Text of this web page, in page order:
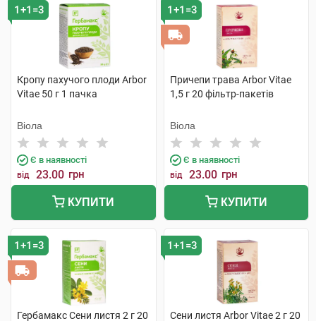
1+1=3
Кропу пахучого плоди Arbor
Vitae 50 г 1 пачка
Віола
Є в наявності
від 23.00 грн
КУПИТИ
1+1=3
Причепи трава Arbor Vitae
1,5 г 20 фільтр-пакетів
Віола
Є в наявності
від 23.00 грн
КУПИТИ
1+1=3
Гербамакс Сени листя 2 г 20
1+1=3
Сени листя Arbor Vitae 2 г 20